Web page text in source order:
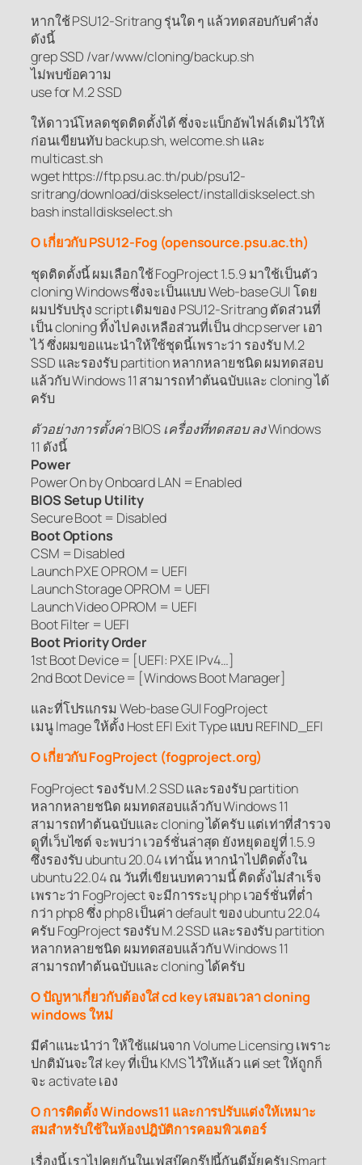
หากใช้ PSU12-Sritrang รุ่นใด ๆ แล้วทดสอบกับคำสั่ง
ดังนี้
grep SSD /var/www/cloning/backup.sh
ไม่พบข้อความ
use for M.2 SSD
ให้ดาวน์โหลดชุดติดตั้งได้ ซึ่งจะแบ็กอัพไฟล์เดิมไว้ให้
ก่อนเขียนทับ backup.sh, welcome.sh และ
multicast.sh
wget https://ftp.psu.ac.th/pub/psu12-
sritrang/download/diskselect/installdiskselect.sh
bash installdiskselect.sh
O เกี่ยวกับ PSU12-Fog (opensource.psu.ac.th)
ชุดติดตั้งนี้ ผมเลือกใช้ FogProject 1.5.9 มาใช้เป็นตัว
cloning Windows ซึ่งจะเป็นแบบ Web-base GUI โดย
ผมปรับปรุง script เดิมของ PSU12-Sritrang ตัดส่วนที่
เป็น cloning ทิ้งไป คงเหลือส่วนที่เป็น dhcp server เอา
ไว้ ซึ่งผมขอแนะนำให้ใช้ชุดนี้เพราะว่า รองรับ M.2
SSD และรองรับ partition หลากหลายชนิด ผมทดสอบ
แล้วกับ Windows 11 สามารถทำต้นฉบับและ cloning ได้
ครับ
ตัวอย่างการตั้งค่า BIOS เครื่องที่ทดสอบ ลง Windows
11 ดังนี้
Power
Power On by Onboard LAN = Enabled
BIOS Setup Utility
Secure Boot = Disabled
Boot Options
CSM = Disabled
Launch PXE OPROM = UEFI
Launch Storage OPROM = UEFI
Launch Video OPROM = UEFI
Boot Filter = UEFI
Boot Priority Order
1st Boot Device = [UEFI: PXE IPv4…]
2nd Boot Device = [Windows Boot Manager]
และที่โปรแกรม Web-base GUI FogProject
เมนู Image ให้ตั้ง Host EFI Exit Type แบบ REFIND_EFI
O เกี่ยวกับ FogProject (fogproject.org)
FogProject รองรับ M.2 SSD และรองรับ partition
หลากหลายชนิด ผมทดสอบแล้วกับ Windows 11
สามารถทำต้นฉบับและ cloning ได้ครับ แต่เท่าที่สำรวจ
ดูที่เว็บไซต์ จะพบว่า เวอร์ชั่นล่าสุด ยังหยุดอยู่ที่ 1.5.9
ซึ่งรองรับ ubuntu 20.04 เท่านั้น หากนำไปติดตั้งใน
ubuntu 22.04 ณ วันที่เขียนบทความนี้ ติดตั้งไม่สำเร็จ
เพราะว่า FogProject จะมีการระบุ php เวอร์ชั่นที่ต่ำ
กว่า php8 ซึ่ง php8 เป็นค่า default ของ ubuntu 22.04
ครับ FogProject รองรับ M.2 SSD และรองรับ partition
หลากหลายชนิด ผมทดสอบแล้วกับ Windows 11
สามารถทำต้นฉบับและ cloning ได้ครับ
O ปัญหาเกี่ยวกับต้องใส่ cd key เสมอเวลา cloning
windows ใหม่
มีคำแนะนำว่า ให้ใช้แผ่นจาก Volume Licensing เพราะ
ปกติมันจะใส่ key ที่เป็น KMS ไว้ให้แล้ว แค่ set ให้ถูกก็
จะ activate เอง
O การติดตั้ง Windows11 และการปรับแต่งให้เหมาะ
สมสำหรับใช้ในห้องปฎิบัติการคอมพิวเตอร์
เรื่องนี้ เราไปคุยกันในเฟสบุ๊คกรุ๊ปนี้กันดีมั้ยครับ Smart